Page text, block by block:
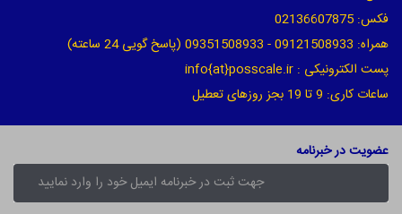
فکس: 02136607875
همراه: 09121508933 - 09351508933 (پاسخ گویی 24 ساعته)
پست الکترونیکی : info{at}posscale.ir
ساعات کاری: 9 تا 19 بجز روزهای تعطیل
عضویت در خبرنامه